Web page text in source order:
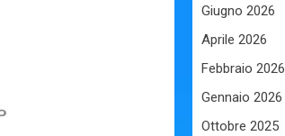
Giugno 2026
Aprile 2026
Febbraio 2026
Gennaio 2026
Ottobre 2025